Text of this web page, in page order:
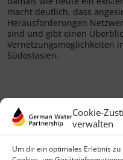
Cookie-
verwalten
Um dir ein optimales Erlebnis
macht deutlich, dass
Herausforderungen
sind und gibt einen
Vernetzungsmöglichkeiten
Südostasien.